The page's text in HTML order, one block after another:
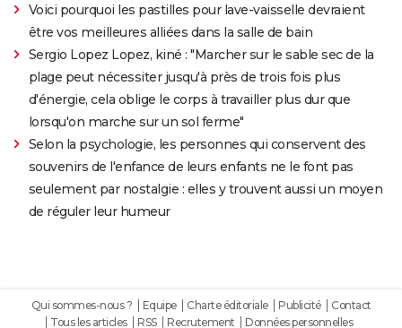
Voici pourquoi les pastilles pour lave-vaisselle devraient
être vos meilleures alliées dans la salle de bain
Sergio Lopez Lopez, kiné : "Marcher sur le sable sec de la
plage peut nécessiter jusqu'à près de trois fois plus
d'énergie, cela oblige le corps à travailler plus dur que
lorsqu'on marche sur un sol ferme"
Selon la psychologie, les personnes qui conservent des
souvenirs de l'enfance de leurs enfants ne le font pas
seulement par nostalgie : elles y trouvent aussi un moyen
de réguler leur humeur
Qui sommes-nous ? Equipe Charte éditoriale Publicité
Contact
Tous les articles
RSS Recrutement Données personnelles